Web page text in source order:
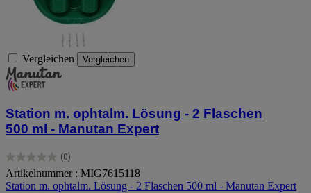
Vergleichen Vergleichen
Station m. ophtalm. Lösung - 2 Flaschen
500 ml - Manutan Expert
(0)
0.0
von
5
Artikelnummer : MIG7615118
Station m. ophtalm. Lösung - 2 Flaschen 500 ml - Manutan Expert